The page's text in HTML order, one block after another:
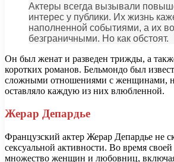
Актеры всегда вызывали
интерес у публики. Их жизнь
наполненной событиями, а их
безграничными. Но как обстоят.
Он был женат и разведен трижды, а
коротких романов. Бельмондо был
сложными отношениями с женщинами,
оставляло каждую из них влюбленной.
Жерар Депардье
Французский актер Жерар Депардье не
сексуальной активности. Во время
множество женщин и любовниц,